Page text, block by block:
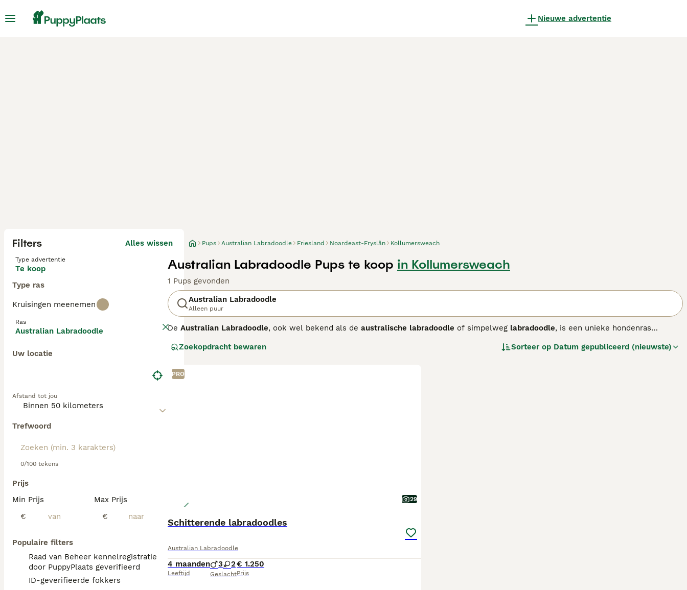
Nieuwe advertentie
Filters Alles wissen
Type advertentie
Te koop
Type ras
Kruisingen meenemen
Ras
Australian Labradoodle
Uw locatie
Afstand tot jou
Trefwoord
0/100 tekens
Prijs
Min Prijs
€
Max Prijs
€
Populaire filters
Raad van Beheer kennelregistratie
door PuppyPlaats geverifieerd
ID-geverifieerde fokkers
Pups Australian Labradoodle Friesland Noardeast-Fryslân Kollumersweach
Australian Labradoodle Pups te koop in Kollumersweach
1 Pups gevonden
Australian Labradoodle
Alleen puur
De Australian Labradoodle, ook wel bekend als de australische labradoodle of simpelweg labradoodle, is een unieke hondenras
Spaniels, ontworpen om een consistente, allergievriendelijke vacht te hebben. De Aussies onderscheiden zich daardoor van de eerste
verhaart, wat ze aantrekkelijk maakt voor mensen met allergieën, al is geen hond volledig hypoallergeen. Qua uiterlijk zijn ze
middelgroot tot groot met een atletisch lichaam en expressieve ogen. Hun temperament is vriendelijk, sociaal en zeer trainbaar,
Zoekopdracht bewaren Sorteer op Datum gepubliceerd (nieuwste)
PRO
29
Schitterende labradoodles
Australian Labradoodle
4 maanden
Leeftijd
3 2
Geslacht
€ 1.250
Prijs